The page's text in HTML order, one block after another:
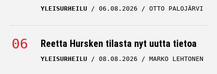
YLEISURHEILU 06.08.2026 OTTO PALOJÄRVI
Reetta Hursken tilasta nyt uutta tietoa
YLEISURHEILU 08.08.2026 MARKO LEHTONEN